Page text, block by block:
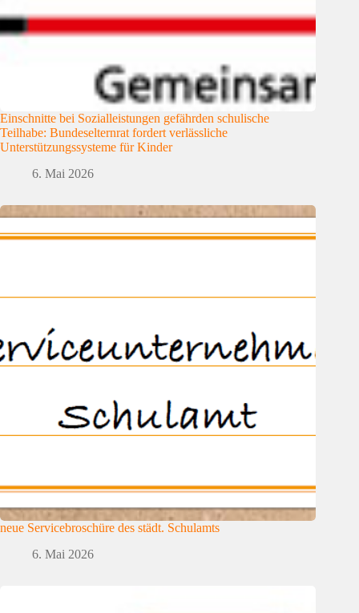
Einschnitte bei Sozialleistungen gefährden schulische
Teilhabe: Bundeselternrat fordert verlässliche
Unterstützungssysteme für Kinder
6. Mai 2026
neue Servicebroschüre des städt. Schulamts
6. Mai 2026